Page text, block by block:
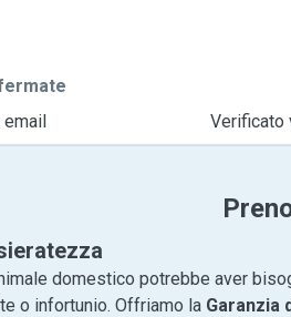
email
Verificato
domestico potrebbe aver
o infortunio. Offriamo la Garanzia